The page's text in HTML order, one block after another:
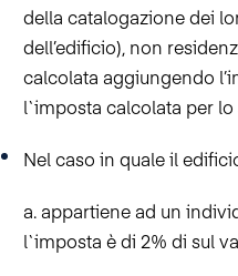
della catalogazione dei
dell’edificio), non
calcolata aggiungendo
l`imposta calcolata per
Nel caso in quale il
a. appartiene ad un
l`imposta è di 2% di sul